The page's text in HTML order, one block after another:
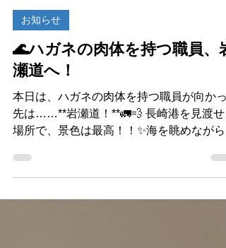
アイスタン スタッフ
1 日前
読了時間: 2分
お知らせ
🌊ハガネの肉体を持つ職員、岩
瀬道へ！
本日は、ハガネの肉体を持つ職員が向かっ
先は……**岩瀬道！**🚛💨 長崎港を見渡せる